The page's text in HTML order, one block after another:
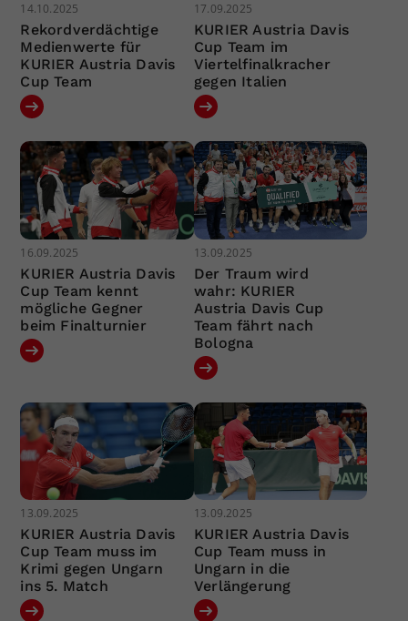
14.10.2025
Rekordverdächtige
Medienwerte für
KURIER Austria Davis
Cup Team
17.09.2025
KURIER Austria Davis
Cup Team im
Viertelfinalkracher
gegen Italien
16.09.2025
KURIER Austria Davis
Cup Team kennt
mögliche Gegner
beim Finalturnier
13.09.2025
Der Traum wird
wahr: KURIER
Austria Davis Cup
Team fährt nach
Bologna
13.09.2025
KURIER Austria Davis
Cup Team muss im
Krimi gegen Ungarn
ins 5. Match
13.09.2025
KURIER Austria Davis
Cup Team muss in
Ungarn in die
Verlängerung